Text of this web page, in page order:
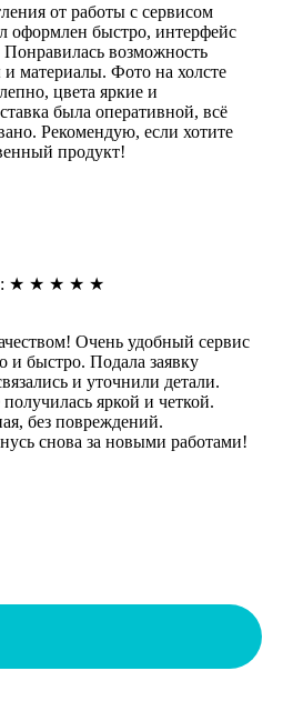
от работы с сервисом
оформлен быстро, интерфейс
возможность
и материалы. Фото на холсте
цвета яркие и
была оперативной, всё
Рекомендую, если хотите
продукт!
: ★ ★ ★ ★ ★
Очень удобный сервис
и быстро. Подала заявку
и уточнили детали.
яркой и четкой.
без повреждений.
снова за новыми работами!